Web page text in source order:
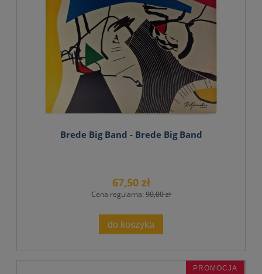
Brede Big Band - Brede Big Band
67,50 zł
Cena regularna: 90,00 zł
do koszyka
PROMOCJA